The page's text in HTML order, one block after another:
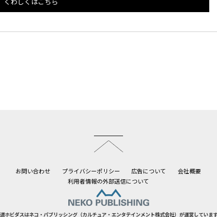
お問い合わせ プライバシーポリシー 広告について
会社概要
利用者情報の外部送信について
ホビダスはネコ・パブリッシング（カルチュア・エンタテインメント株式会社）が運営していま